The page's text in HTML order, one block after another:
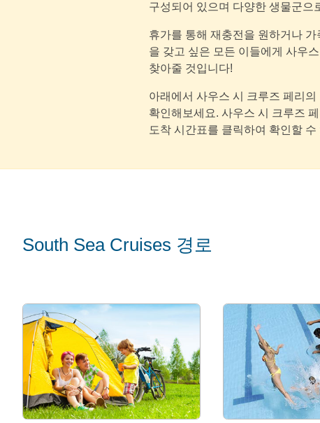
구성되어 있으며 다양한 생물군으
휴가를 통해 재충전을 원하거나
을 갖고 싶은 모든 이들에게 사우
찾아줄 것입니다!
아래에서 사우스 시 크루즈 페리
확인해보세요. 사우스 시 크루즈
도착 시간표를 클릭하여 확인할 수
South Sea Cruises 경로